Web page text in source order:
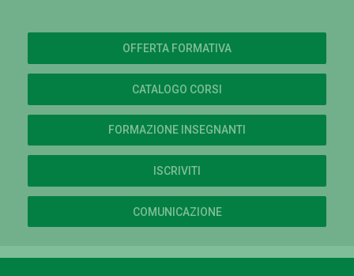
OFFERTA FORMATIVA
CATALOGO CORSI
FORMAZIONE INSEGNANTI
ISCRIVITI
COMUNICAZIONE